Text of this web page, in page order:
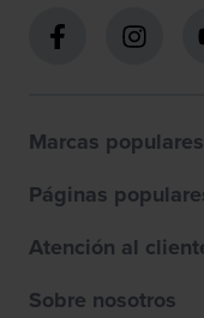
Marcas populares
Páginas
Atención al
Sobre nosotros